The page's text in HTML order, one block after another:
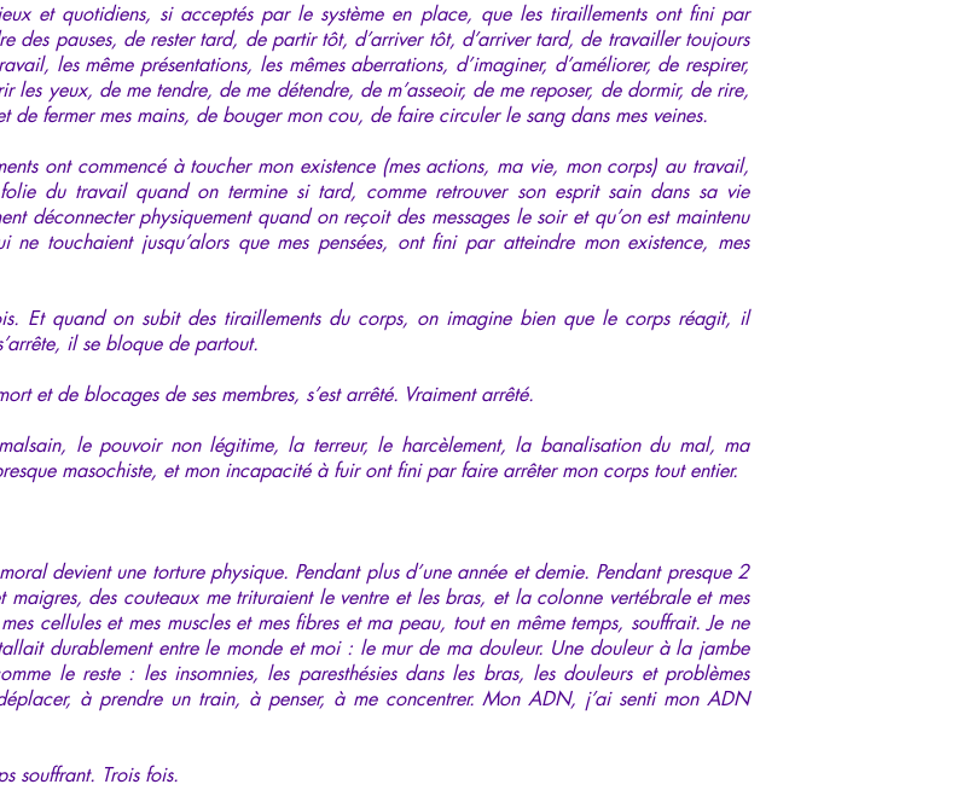
et quotidiens, si acceptés par le système en place, que les tiraillements ont fini par
des pauses, de rester tard, de partir tôt, d’arriver tôt, d’arriver tard, de travailler toujours
les même présentations, les mêmes aberrations, d’imaginer, d’améliorer, de respirer,
les yeux, de me tendre, de me détendre, de m’asseoir, de me reposer, de dormir, de rire,
de fermer mes mains, de bouger mon cou, de faire circuler le sang dans mes veines.
ont commencé à toucher mon existence (mes actions, ma vie, mon corps) au travail,
du travail quand on termine si tard, comme retrouver son esprit sain dans sa vie
déconnecter physiquement quand on reçoit des messages le soir et qu’on est maintenu
touchaient jusqu’alors que mes pensées, ont fini par atteindre mon existence, mes
Et quand on subit des tiraillements du corps, on imagine bien que le corps réagit, il
il se bloque de partout.
et de blocages de ses membres, s’est arrêté. Vraiment arrêté.
le pouvoir non légitime, la terreur, le harcèlement, la banalisation du mal, ma
masochiste, et mon incapacité à fuir ont fini par faire arrêter mon corps tout entier.
devient une torture physique. Pendant plus d’une année et demie. Pendant presque 2
maigres, des couteaux me trituraient le ventre et les bras, et la colonne vertébrale et mes
cellules et mes muscles et mes fibres et ma peau, tout en même temps, souffrait. Je ne
durablement entre le monde et moi : le mur de ma douleur. Une douleur à la jambe
le reste : les insomnies, les paresthésies dans les bras, les douleurs et problèmes
à prendre un train, à penser, à me concentrer. Mon ADN, j’ai senti mon ADN
souffrant. Trois fois.